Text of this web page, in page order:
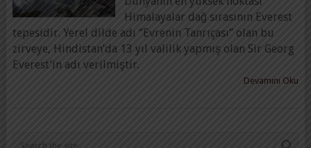
Himalayalar dağ sırasının Everest
tepesidir. Yerel dilde adı “Evrenin Tanrıçası” olan bu
zirveye, Hindistan’da 13 yıl valilik yapmış olan Sir Georg
Everest’in adı verilmiştir.
Devamını Oku